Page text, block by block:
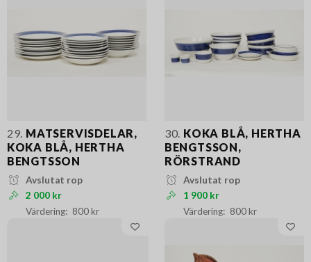
29. MATSERVISDELAR,
KOKA BLÅ, HERTHA
BENGTSSON
Avslutat rop
2 000 kr
800 kr
30. KOKA BLÅ, HERTHA
BENGTSSON,
RÖRSTRAND
Avslutat rop
1 900 kr
800 kr